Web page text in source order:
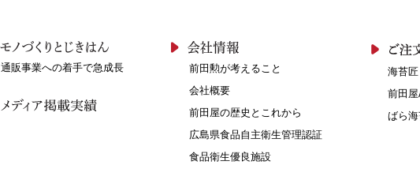
通販事業への着手で急成長
前田勲が考えること
会社概要
前田屋の歴史とこれから
広島県食品自主衛生管理認証
食品衛生優良施設
海苔
前田
ばら